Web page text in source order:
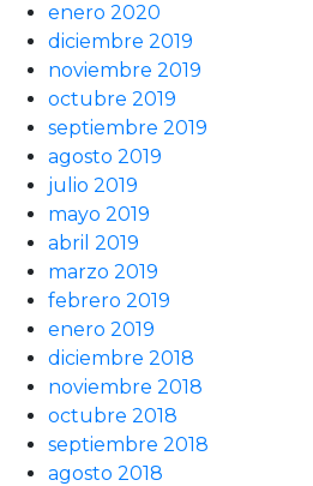
enero 2020
diciembre 2019
noviembre 2019
octubre 2019
septiembre 2019
agosto 2019
julio 2019
mayo 2019
abril 2019
marzo 2019
febrero 2019
enero 2019
diciembre 2018
noviembre 2018
octubre 2018
septiembre 2018
agosto 2018